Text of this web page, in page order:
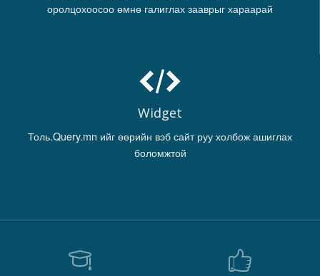
оролцохоосоо өмнө галиглах зааврыг хараарай
Widget
Толь.Query.mn ийг өөрийн вэб сайт руу холбож ашиглах
боломжтой